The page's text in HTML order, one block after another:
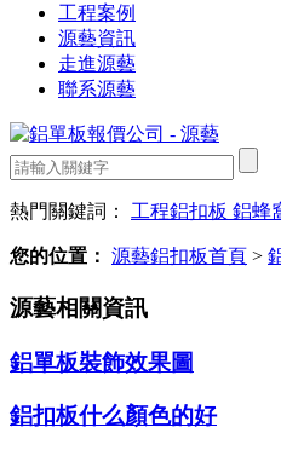
工程案例
源藝資訊
走進源藝
聯系源藝
熱門關鍵詞： 工程鋁扣板 鋁蜂
您的位置： 源藝鋁扣板首頁 >
源藝相關資訊
鋁單板裝飾效果圖
鋁扣板什么顏色的好